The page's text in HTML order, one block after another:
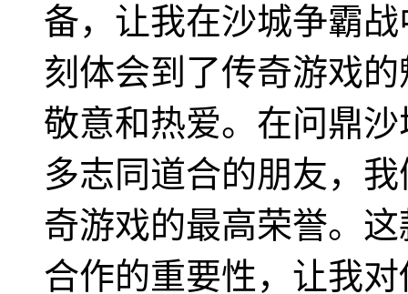
备，让我在沙城争霸
刻体会到了传奇游戏
敬意和热爱。在问鼎
多志同道合的朋友，
奇游戏的最高荣誉。
合作的重要性，让我